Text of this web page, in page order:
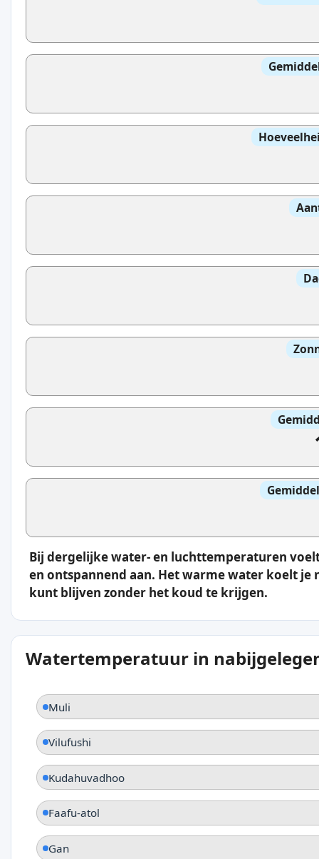
Bij dergelijke water- en luchttemperaturen
en ontspannend aan. Het warme water koelt
kunt blijven zonder het koud te krijgen.
Watertemperatuur in
Muli
Vilufushi
Kudahuvadhoo
Faafu-atol
Gan